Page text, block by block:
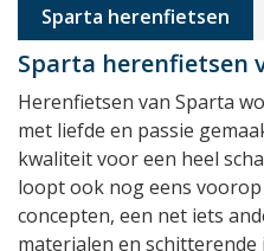
Sparta herenfietsen
Sparta herenfietsen
Herenfietsen van Sparta
met liefde en passie
kwaliteit voor een heel
loopt ook nog eens
concepten, een net iets
materialen en